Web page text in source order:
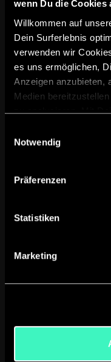
wenn Du die Cookies
Willkommen auf
Dein Surferlebnis
verwenden wir
es uns ermöglichen,
Anzeigen anzubieten,
Medien
zu analysieren. Mit
personalisierte
Einwilligung jederzeit
unserer
Notwendig
Präferenzen
Statistiken
Marketing
Die
So digitalisieren wir
Schritt, ohne
Analyse &